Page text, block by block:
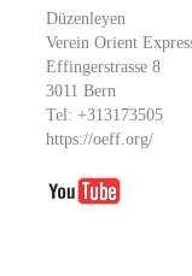
Düzenleyen
Verein Orient
Effingerstrasse 8
3011 Bern
Tel: +313173505
https://oeff.org/